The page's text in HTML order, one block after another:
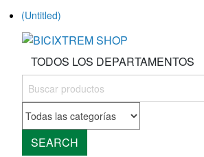
(Untitled)
TODOS LOS DEPARTAMENTOS
SEARCH